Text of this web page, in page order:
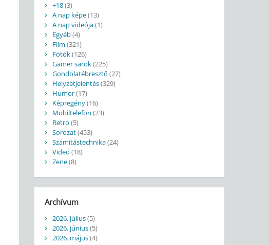
+18(3)
A nap képe(13)
A nap videója(1)
Egyéb(4)
Film (321)
Fotók(126)
Gamer sarok(225)
Gondolatébresztő (27)
Helyzetjelentés(329)
Humor(17)
Képregény(16)
Mobiltelefon (23)
Retro (5)
Sorozat(453)
Számítástechnika(24)
Videó (18)
Zene(8)
Archívum
2026. július(5)
2026. június(5)
2026. május(4)